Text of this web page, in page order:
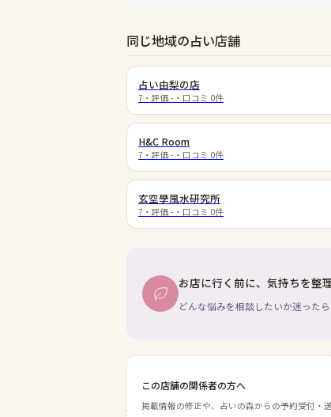
同じ地域の占い店舗
占い由梨の店
7 ・評価 - ・口コミ 0件
H&C Room
7 ・評価 - ・口コミ 0件
玄空學風水研究所
7 ・評価 - ・口コミ 0件
お店に行く前に、気持ちを整
どんな悩みを相談したいか迷った
この店舗の関係者の方へ
掲載情報の修正や、占いの森からの予約受付・